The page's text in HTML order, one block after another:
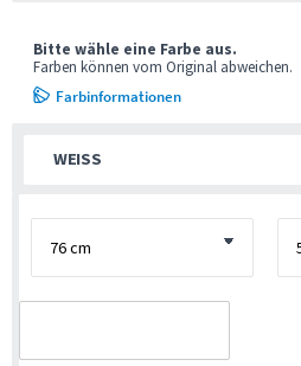
WEISS
Bitte wähle eine Farbe aus.
Farben können vom Original abweichen.
Farbinformationen